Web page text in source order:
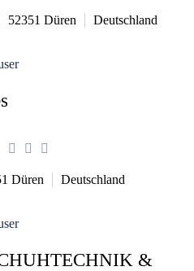
52351 Düren Deutschland
Düren Deutschland
&